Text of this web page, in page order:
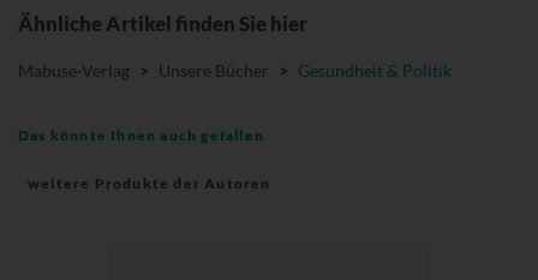
Ähnliche Artikel finden Sie hier
Mabuse-Verlag > Unsere Bücher > Gesundheit & Politik
Das könnte Ihnen auch gefallen
weitere Produkte der Autoren